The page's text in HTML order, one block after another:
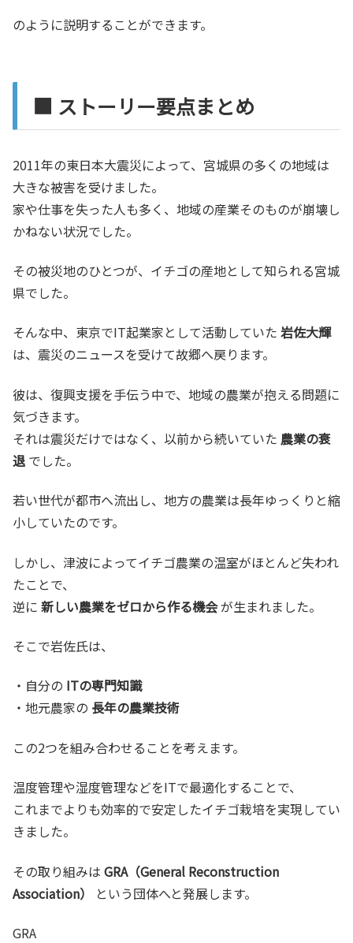
のように説明することができます。
■ ストーリー要点まとめ
2011年の東日本大震災によって、宮城県の多くの地域は
大きな被害を受けました。
家や仕事を失った人も多く、地域の産業そのものが崩壊し
かねない状況でした。
その被災地のひとつが、イチゴの産地として知られる宮城
県でした。
そんな中、東京でIT起業家として活動していた 岩佐大輝
は、震災のニュースを受けて故郷へ戻ります。
彼は、復興支援を手伝う中で、地域の農業が抱える問題に
気づきます。
それは震災だけではなく、以前から続いていた 農業の衰
退 でした。
若い世代が都市へ流出し、地方の農業は長年ゆっくりと縮
小していたのです。
しかし、津波によってイチゴ農業の温室がほとんど失われ
たことで、
逆に 新しい農業をゼロから作る機会が生まれました。
そこで岩佐氏は、
・自分の ITの専門知識
・地元農家の 長年の農業技術
この2つを組み合わせることを考えます。
温度管理や湿度管理などをITで最適化することで、
これまでよりも効率的で安定したイチゴ栽培を実現してい
きました。
その取り組みは GRA（General Reconstruction
Association）
という団体へと発展します。
GRA